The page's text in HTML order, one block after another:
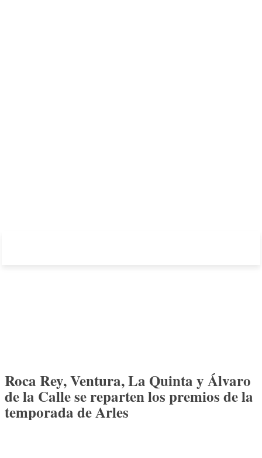
Roca Rey, Ventura, La Quinta y Álvaro
de la Calle se reparten los premios de la
temporada de Arles